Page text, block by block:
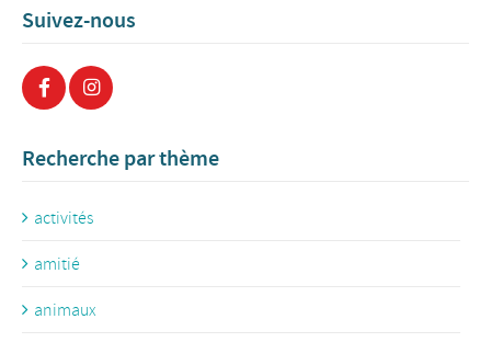
Suivez-nous
Recherche par thème
activités
amitié
animaux